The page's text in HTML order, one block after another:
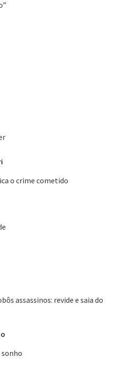
o crime cometido
assassinos: revide e saia do